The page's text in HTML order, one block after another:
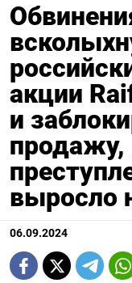
акции
и
продажу,
выросло
06.09.2024